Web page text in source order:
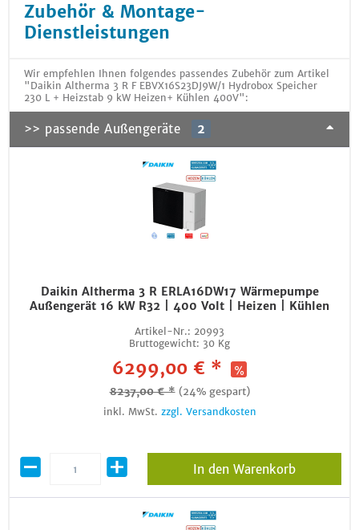
Zubehör & Montage-
Dienstleistungen
Wir empfehlen Ihnen folgendes passendes Zubehör zum Artikel
"Daikin Altherma 3 R F EBVX16S23DJ9W/1 Hydrobox Speicher
230 L + Heizstab 9 kW Heizen+ Kühlen 400V":
>> passende Außengeräte 2
Daikin Altherma 3 R ERLA16DW17 Wärmepumpe
Außengerät 16 kW R32 | 400 Volt | Heizen | Kühlen
Artikel-Nr.: 20993
Bruttogewicht: 30 Kg
6299,00 € *
8237,00 € * (24% gespart)
inkl. MwSt. zzgl. Versandkosten
In den Warenkorb